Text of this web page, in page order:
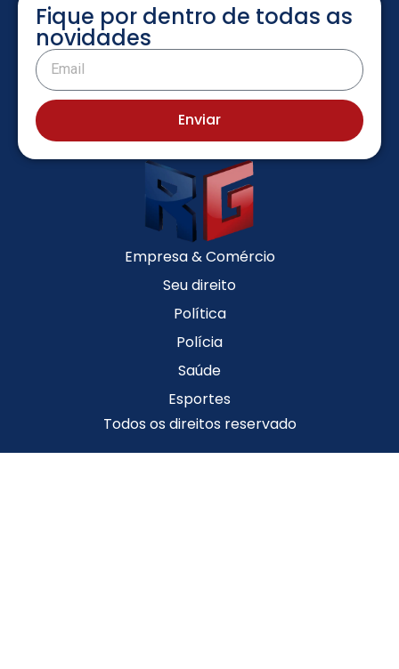
Fique por dentro de todas as
novidades
Enviar
Empresa & Comércio
Seu direito
Política
Polícia
Saúde
Esportes
Todos os direitos reservado